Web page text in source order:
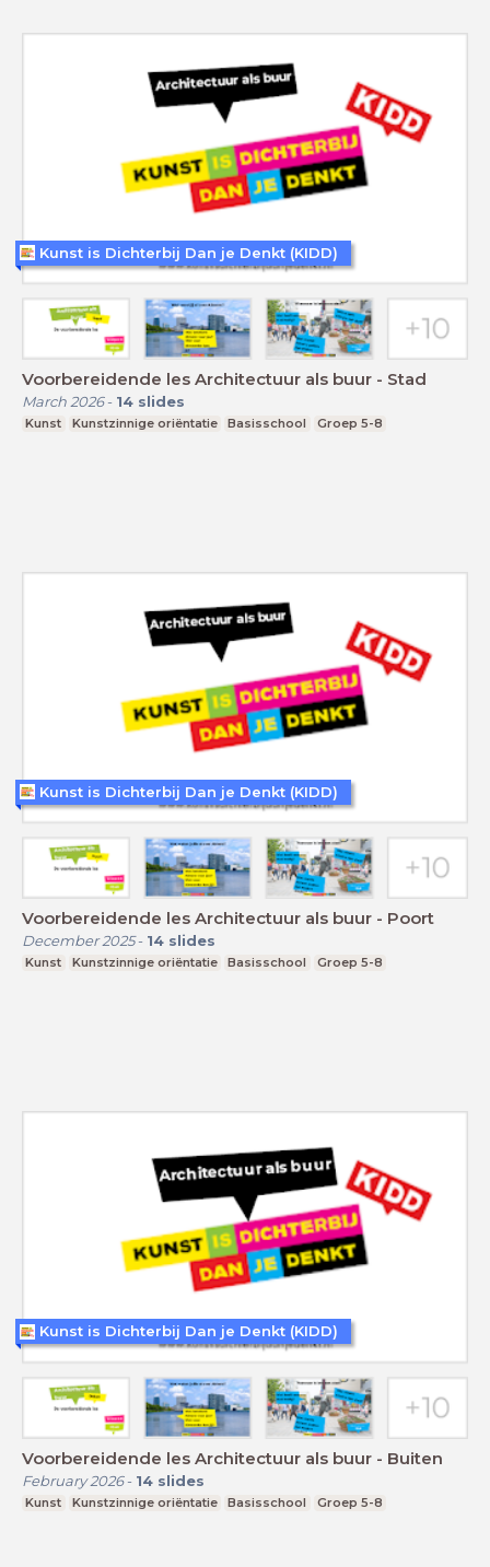
Voorbereidende les Architectuur als buur - Stad
March 2026- 14 slides
Kunst Kunstzinnige oriëntatie Basisschool Groep 5-8
Kunst is Dichterbij Dan je Denkt (KIDD)
Voorbereidende les Architectuur als buur - Poort
December 2025- 14 slides
Kunst Kunstzinnige oriëntatie Basisschool Groep 5-8
Kunst is Dichterbij Dan je Denkt (KIDD)
Voorbereidende les Architectuur als buur - Buiten
February 2026- 14 slides
Kunst Kunstzinnige oriëntatie Basisschool Groep 5-8
Kunst is Dichterbij Dan je Denkt (KIDD)